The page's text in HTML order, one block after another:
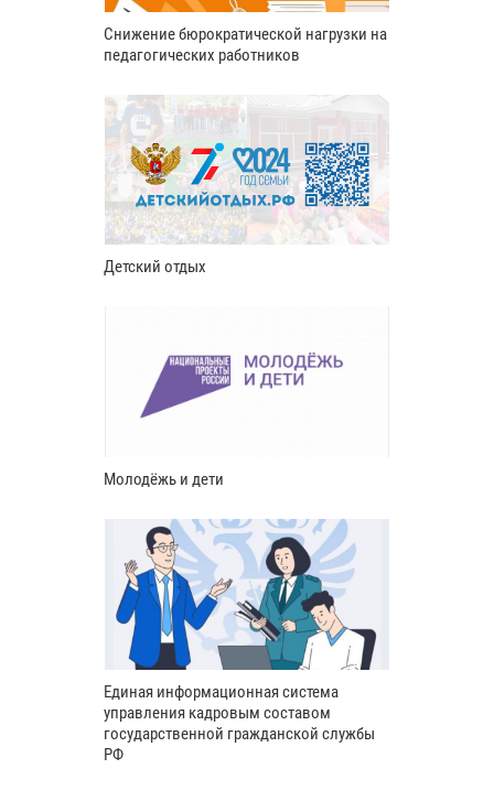
Снижение бюрократической нагрузки на
педагогических работников
Детский отдых
Молодёжь и дети
Единая информационная система
управления кадровым составом
государственной гражданской службы
РФ